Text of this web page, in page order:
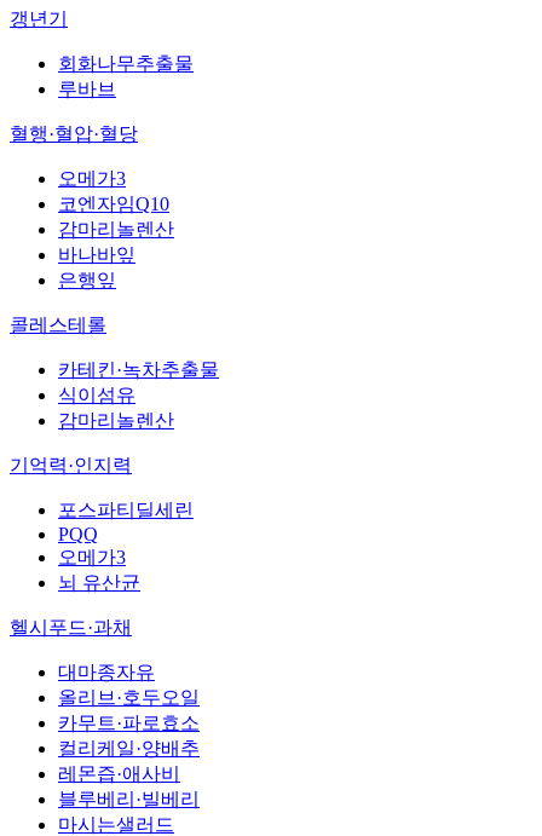
갱년기
회화나무추출물
루바브
혈행·혈압·혈당
오메가3
코엔자임Q10
감마리놀렌산
바나바잎
은행잎
콜레스테롤
카테킨·녹차추출물
식이섬유
감마리놀렌산
기억력·인지력
포스파티딜세린
PQQ
오메가3
뇌 유산균
헬시푸드·과채
대마종자유
올리브·호두오일
카무트·파로효소
컬리케일·양배추
레몬즙·애사비
블루베리·빌베리
마시는샐러드